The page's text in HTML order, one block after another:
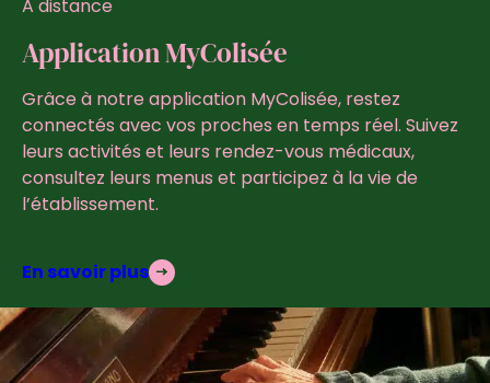
A distance
Application MyColisée
Grâce à notre application MyColisée, restez
connectés avec vos proches en temps réel. Suivez
leurs activités et leurs rendez-vous médicaux,
consultez leurs menus et participez à la vie de
l’établissement.
En savoir plus